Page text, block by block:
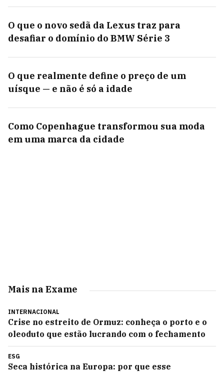
O que o novo sedã da Lexus traz para
desafiar o domínio do BMW Série 3
O que realmente define o preço de um
uísque — e não é só a idade
Como Copenhague transformou sua moda
em uma marca da cidade
Mais na Exame
INTERNACIONAL
Crise no estreito de Ormuz: conheça o porto e o
oleoduto que estão lucrando com o fechamento
ESG
Seca histórica na Europa: por que esse